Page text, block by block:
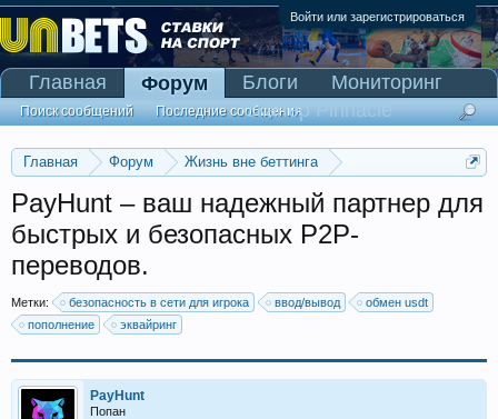
Войти или зарегистрироваться
Главная Форум
Жизнь вне беттинга
PayHunt – ваш надежный партнер для
быстрых и безопасных P2P-
переводов.
Метки: безопасность в сети для игрока ввод/вывод
обмен usdt
пополнение
эквайринг
PayHunt
Попан
Главная Форум
Поиск сообщений Последние сообщения
Блоги
Мониторинг
Сканер Pinnacle